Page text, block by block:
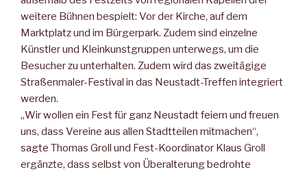
weitere Bühnen bespielt: Vor der Kirche, auf dem
Marktplatz und im Bürgerpark. Zudem sind einzelne
Künstler und Kleinkunstgruppen unterwegs, um die
Besucher zu unterhalten. Zudem wird das zweitägige
Straßenmaler-Festival in das Neustadt-Treffen integriert
werden.
„Wir wollen ein Fest für ganz Neustadt feiern und freuen
uns, dass Vereine aus allen Stadtteilen mitmachen“,
sagte Thomas Groll und Fest-Koordinator Klaus Groll
ergänzte, dass selbst von Überalterung bedrohte